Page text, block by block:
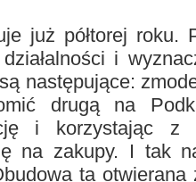
już półtorej roku.
i
następujące:
drugą na
i korzystając z
na zakupy. I tak
ta otwierana